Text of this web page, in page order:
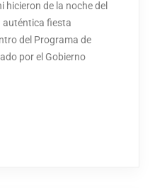
hicieron de la noche del
auténtica fiesta
del Programa de
por el Gobierno